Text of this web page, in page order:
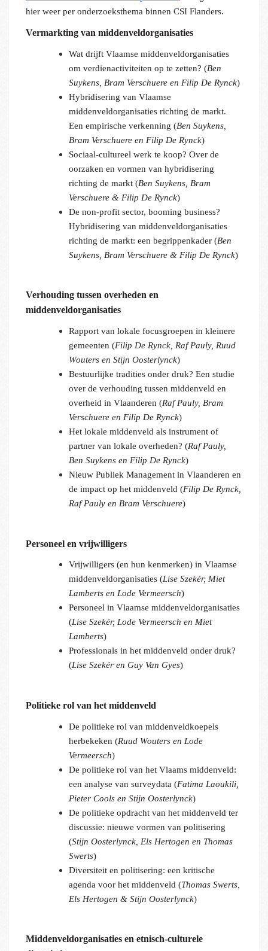
hier weer per onderzoeksthema binnen CSI Flanders.
Vermarkting van middenveldorganisaties
Wat drijft Vlaamse middenveldorganisaties
om verdienactiviteiten op te zetten? (Ben
Suykens, Bram Verschuere en Filip De Rynck)
Hybridisering van Vlaamse
middenveldorganisaties richting de markt.
Een empirische verkenning (Ben Suykens,
Bram Verschuere en Filip De Rynck)
Sociaal-cultureel werk te koop? Over de
oorzaken en vormen van hybridisering
richting de markt (Ben Suykens, Bram
Verschuere & Filip De Rynck)
De non-profit sector, booming business?
Hybridisering van middenveldorganisaties
richting de markt: een begrippenkader (Ben
Suykens, Bram Verschuere & Filip De Rynck)
Verhouding tussen overheden en
middenveldorganisaties
Rapport van lokale focusgroepen in kleinere
gemeenten (Filip De Rynck, Raf Pauly, Ruud
Wouters en Stijn Oosterlynck)
Bestuurlijke tradities onder druk? Een studie
over de verhouding tussen middenveld en
overheid in Vlaanderen (Raf Pauly, Bram
Verschuere en Filip De Rynck)
Het lokale middenveld als instrument of
partner van lokale overheden? (Raf Pauly,
Ben Suykens en Filip De Rynck)
Nieuw Publiek Management in Vlaanderen en
de impact op het middenveld (Filip De Rynck,
Raf Pauly en Bram Verschuere)
Personeel en vrijwilligers
Vrijwilligers (en hun kenmerken) in Vlaamse
middenveldorganisaties (Lise Szekér, Miet
Lamberts en Lode Vermeersch)
Personeel in Vlaamse middenveldorganisaties
(Lise Szekér, Lode Vermeersch en Miet
Lamberts)
Professionals in het middenveld onder druk?
(Lise Szekér en Guy Van Gyes)
Politieke rol van het middenveld
De politieke rol van middenveldkoepels
herbekeken (Ruud Wouters en Lode
Vermeersch)
De politieke rol van het Vlaams middenveld:
een analyse van surveydata (Fatima Laoukili,
Pieter Cools en Stijn Oosterlynck)
De politieke opdracht van het middenveld ter
discussie: nieuwe vormen van politisering
(Stijn Oosterlynck, Els Hertogen en Thomas
Swerts)
Diversiteit en politisering: een kritische
agenda voor het middenveld (Thomas Swerts,
Els Hertogen & Stijn Oosterlynck)
Middenveldorganisaties en etnisch-culturele